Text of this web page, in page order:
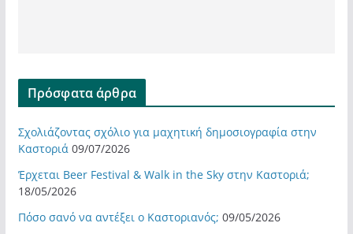
Πρόσφατα άρθρα
Σχολιάζοντας σχόλιο για μαχητική δημοσιογραφία στην
Καστοριά 09/07/2026
Έρχεται Beer Festival & Walk in the Sky στην Καστοριά;
18/05/2026
Πόσο σανό να αντέξει ο Καστοριανός; 09/05/2026